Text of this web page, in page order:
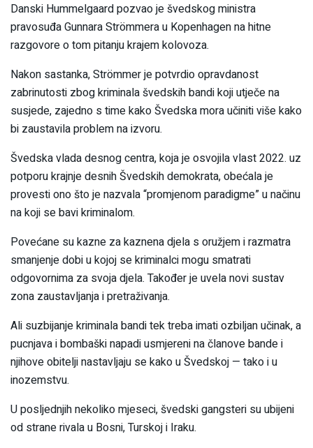
Danski Hummelgaard pozvao je švedskog ministra
pravosuđa Gunnara Strömmera u Kopenhagen na hitne
razgovore o tom pitanju krajem kolovoza.
Nakon sastanka, Strömmer je potvrdio opravdanost
zabrinutosti zbog kriminala švedskih bandi koji utječe na
susjede, zajedno s time kako Švedska mora učiniti više kako
bi zaustavila problem na izvoru.
Švedska vlada desnog centra, koja je osvojila vlast 2022. uz
potporu krajnje desnih Švedskih demokrata, obećala je
provesti ono što je nazvala “promjenom paradigme” u načinu
na koji se bavi kriminalom.
Povećane su kazne za kaznena djela s oružjem i razmatra
smanjenje dobi u kojoj se kriminalci mogu smatrati
odgovornima za svoja djela. Također je uvela novi sustav
zona zaustavljanja i pretraživanja.
Ali suzbijanje kriminala bandi tek treba imati ozbiljan učinak, a
pucnjava i bombaški napadi usmjereni na članove bande i
njihove obitelji nastavljaju se kako u Švedskoj — tako i u
inozemstvu.
U posljednjih nekoliko mjeseci, švedski gangsteri su ubijeni
od strane rivala u Bosni, Turskoj i Iraku.